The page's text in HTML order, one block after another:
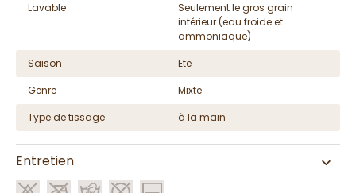
Lavable
Seulement le gros grain
intérieur (eau froide et
ammoniaque)
Saison
Ete
Genre
Mixte
Type de tissage
à la main
Entretien